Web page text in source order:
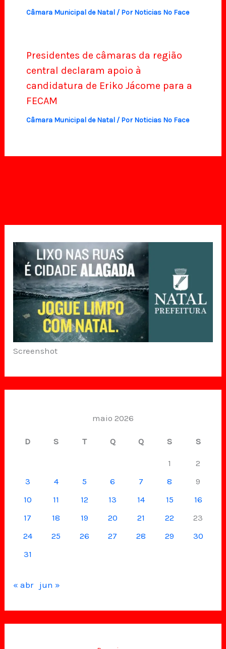
Screenshot
maio 2026
D S T Q Q S S
1
2
3
4 5 6 7 8
9
10
11 12 13 14 15
16
17
18 19 20 21 22
23
24
25 26 27 28 29
30
31
« abr jun »
Câmara Municipal de Natal/ Por Noticias No Face
Presidentes de câmaras da região
central declaram apoio à
candidatura de Eriko Jácome para a
FECAM
Câmara Municipal de Natal/ Por Noticias No Face